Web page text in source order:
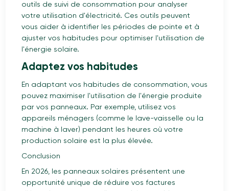
outils de suivi de consommation pour analyser
votre utilisation d'électricité. Ces outils peuvent
vous aider à identifier les périodes de pointe et à
ajuster vos habitudes pour optimiser l'utilisation de
l'énergie solaire.
Adaptez vos habitudes
En adaptant vos habitudes de consommation, vous
pouvez maximiser l'utilisation de l'énergie produite
par vos panneaux. Par exemple, utilisez vos
appareils ménagers (comme le lave-vaisselle ou la
machine à laver) pendant les heures où votre
production solaire est la plus élevée.
Conclusion
En 2026, les panneaux solaires présentent une
opportunité unique de réduire vos factures